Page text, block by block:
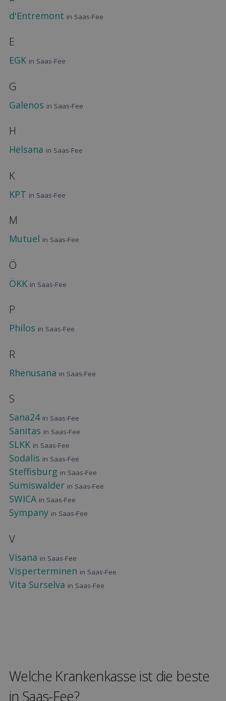
d'Entremont in Saas-Fee
E
EGK in Saas-Fee
G
Galenos in Saas-Fee
H
Helsana in Saas-Fee
K
KPT in Saas-Fee
M
Mutuel in Saas-Fee
Ö
ÖKK in Saas-Fee
P
Philos in Saas-Fee
R
Rhenusana in Saas-Fee
S
Sana24 in Saas-Fee
Sanitas in Saas-Fee
SLKK in Saas-Fee
Sodalis in Saas-Fee
Steffisburg in Saas-Fee
Sumiswalder in Saas-Fee
SWICA in Saas-Fee
Sympany in Saas-Fee
V
Visana in Saas-Fee
Visperterminen in Saas-Fee
Vita Surselva in Saas-Fee
Welche Kranken­kasse ist die beste
in Saas-Fee?